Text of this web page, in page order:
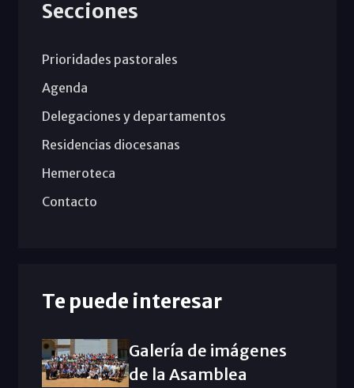
Secciones
Prioridades pastorales
Agenda
Delegaciones y departamentos
Residencias diocesanas
Hemeroteca
Contacto
Te puede interesar
Galería de imágenes
de la Asamblea